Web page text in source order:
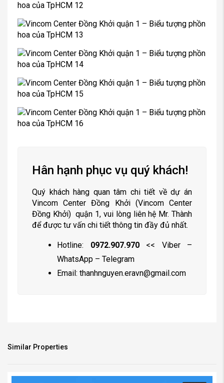
Hân hạnh phục vụ quý khách!
Quý khách hàng quan tâm chi tiết về dự án
Vincom Center Đồng Khởi (Vincom Center
Đồng Khởi) quận 1, vui lòng liên hệ Mr. Thành
để được tư vấn chi tiết thông tin đầy đủ nhất.
Hotline: 0972.907.970<< Viber –
WhatsApp – Telegram
Email: thanhnguyen.eravn@gmail.com
Similar Properties